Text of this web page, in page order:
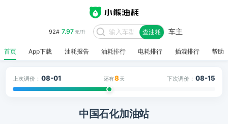
92# 7.97元/升 查油耗 车主
首页 App下载 油耗报告 油耗排行 电耗排行 插混排行 帮助
上次调价： 08-01 还有8 天 下次调价： 08-15
中国石化加油站